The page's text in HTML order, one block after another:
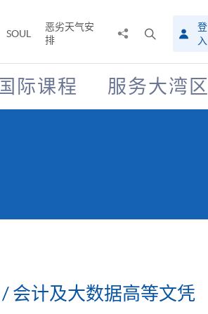
SOUL
恶劣天气安
排
搜
寻
介
面
登
入
国际课程 服务大湾区
会计及大数据高等文凭